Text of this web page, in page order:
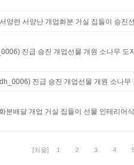
양란 서양난 개업화분 거실 집들이 승진
진급 승진 개업선물 개원 소나무 도
진급 승진 개업선물 개원 소나무
분배달 개업 거실 집들이 선물 인테리어
[처음]
1 2 3 4